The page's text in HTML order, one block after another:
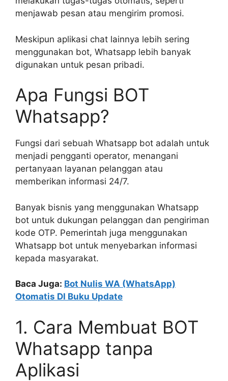
menjawab pesan atau mengirim promosi.
Meskipun aplikasi chat lainnya lebih sering
menggunakan bot, Whatsapp lebih banyak
digunakan untuk pesan pribadi.
Apa Fungsi BOT
Whatsapp?
Fungsi dari sebuah Whatsapp bot adalah untuk
menjadi pengganti operator, menangani
pertanyaan layanan pelanggan atau
memberikan informasi 24/7.
Banyak bisnis yang menggunakan Whatsapp
bot untuk dukungan pelanggan dan pengiriman
kode OTP. Pemerintah juga menggunakan
Whatsapp bot untuk menyebarkan informasi
kepada masyarakat.
Baca Juga: Bot Nulis WA (WhatsApp)
Otomatis DI Buku Update
1. Cara Membuat BOT
Whatsapp tanpa
Aplikasi